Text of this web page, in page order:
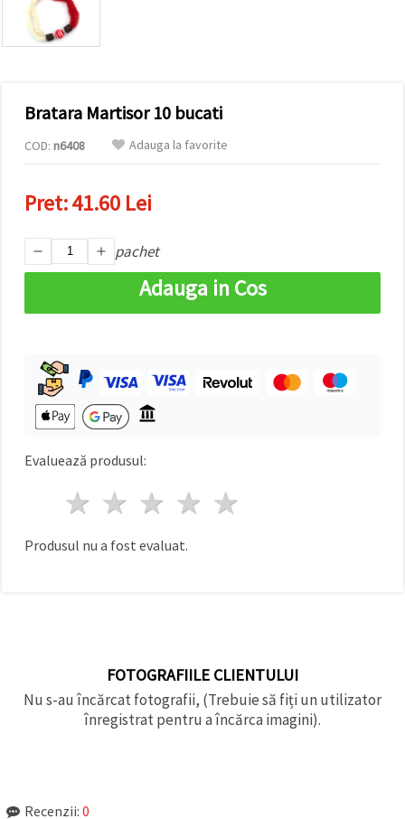
conținut și
reclame
noștri de
marketing.
Puteți fi de
utilizați
toate
urile făcând
clic pe
"acceptati
indicați
un tip de
cookie -uri
făcând clic
pe butonul
Setări
Bratara Martisor 10 bucati
COD: n6408 Adauga la favorite
Pret:41.60 Lei
pachet
Adauga in Cos
Evaluează produsul:
4 stele
3 stele
2 stele
1 stea
Produsul nu a fost evaluat.
FOTOGRAFIILE CLIENTULUI
Nu s-au încărcat fotografii, (Trebuie să fiți un utilizator
înregistrat pentru a încărca imagini).
Recenzii: 0